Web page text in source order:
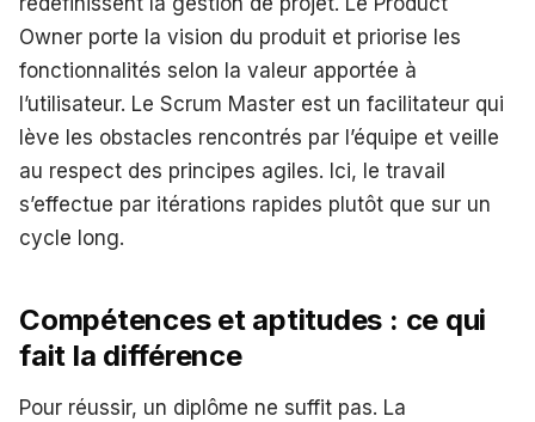
Owner porte la vision du produit et priorise les
fonctionnalités selon la valeur apportée à
l’utilisateur. Le Scrum Master est un facilitateur qui
lève les obstacles rencontrés par l’équipe et veille
au respect des principes agiles. Ici, le travail
s’effectue par itérations rapides plutôt que sur un
cycle long.
Compétences et aptitudes : ce qui
fait la différence
Pour réussir, un diplôme ne suffit pas. La